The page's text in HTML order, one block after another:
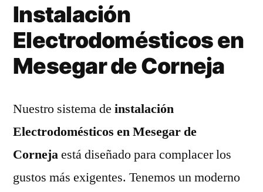
Instalación
Electrodomésticos en
Mesegar de Corneja
Nuestro sistema de instalación
Electrodomésticos en Mesegar de
Cornejaestá diseñado para complacer los
gustos más exigentes. Tenemos un moderno